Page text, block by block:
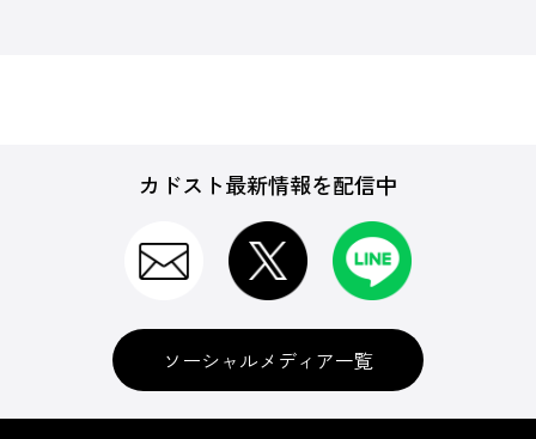
カドスト最新情報を配信中
ソーシャルメディア一覧